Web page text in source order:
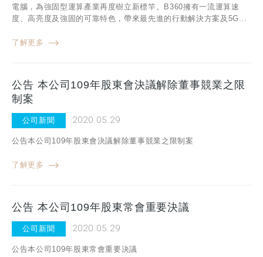
電腦，為強固型運算產業再度樹立新標竿。B360擁有一流運算速
度、高亮度及強固的可靠特色，帶來最先進的行動解決方案及5G...
了解更多
公告 本公司109年股東會決議解除董事競業之限
制案
公司新聞 2020.05.29
公告本公司109年股東會決議解除董事競業之限制案
了解更多
公告 本公司109年股東常會重要決議
公司新聞 2020.05.29
公告本公司109年股東常會重要決議